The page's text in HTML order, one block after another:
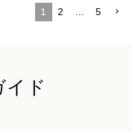
1 2 5
イド